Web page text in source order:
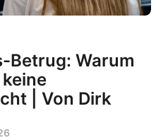
Betrug: Warum
| Von Dirk